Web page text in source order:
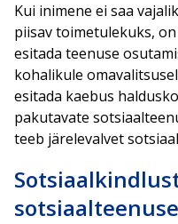
Kui inimene ei saa
piisav toimetulekuks,
esitada teenuse
kohalikule
esitada kaebus
pakutavate
teeb järelevalvet